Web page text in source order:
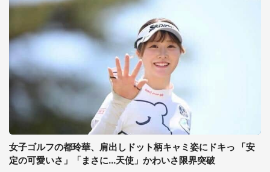
女子ゴルフの都玲華、肩出しドット柄キャミ姿にドキっ 「安
定の可愛いさ」「まさに...天使」かわいさ限界突破